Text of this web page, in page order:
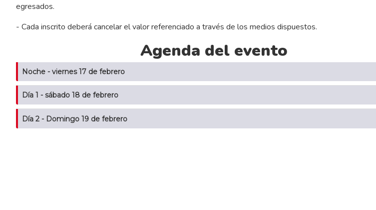
egresados.
- Cada inscrito deberá cancelar el valor referenciado a través de los medios dispuestos.
Agenda del evento
Noche - viernes 17 de febrero
Día 1 - sábado 18 de febrero
Día 2 - Domingo 19 de febrero